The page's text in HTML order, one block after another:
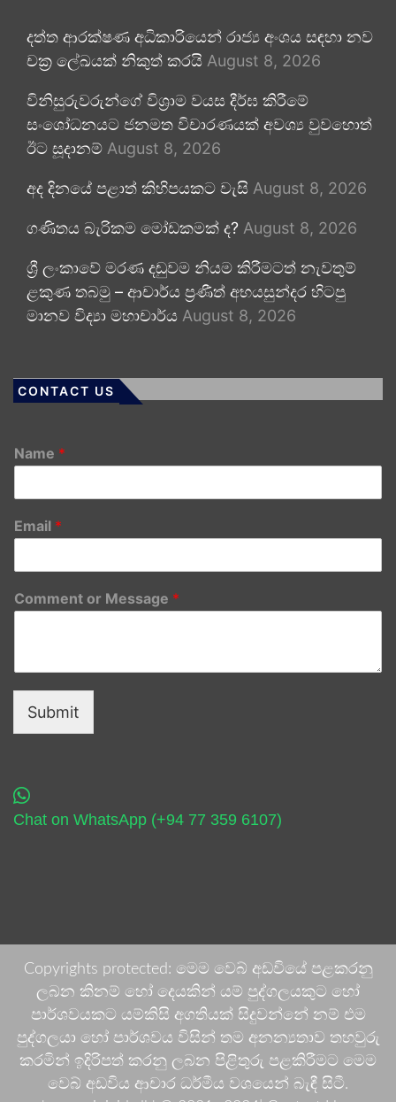
දත්ත ආරක්ෂණ අධිකාරියෙන් රාජ්‍ය අංශය සඳහා නව
චක්‍ර ලේඛයක් නිකුත් කරයි August 8, 2026
විනිසුරුවරුන්ගේ විශ්‍රාම වයස දීර්ඝ කිරීමේ
සංශෝධනයට ජනමත විචාරණයක් අවශ්‍ය වුවහොත්
ඊට සූදානම් August 8, 2026
අද දිනයේ පළාත් කිහිපයකට වැසි August 8, 2026
ගණිතය බැරිකම මෝඩකමක් ද? August 8, 2026
ශ්‍රී ලංකාවේ මරණ දඬුවම නියම කිරීමටත් නැවතුම්
ළකුණ තබමු – ආචාර්ය ප්‍රණීත් අභයසුන්දර හිටපු
මානව විද්‍යා මහාචාර්ය August 8, 2026
CONTACT US
Name *
Email *
Comment or Message *
Submit
Chat on WhatsApp (+94 77 359 6107)
Copyrights protected: මෙම වෙබ් අඩවියේ පළකරනු
ලබන කිනම් හෝ දෙයකින් යම් පුද්ගලයකුට හෝ
පාර්ශවයකට යම්කිසි අගතියක් සිදුවන්නේ නම් එම
පුද්ගලයා හෝ පාර්ශවය විසින් තම අනන්‍යතාව තහවුරු
කරමින් ඉදිරිපත් කරනු ලබන පිළිතුරු පළකිරීමට මෙම
වෙබ් අඩවිය ආචාර ධර්මීය වශයෙන් බැඳී සිටී.